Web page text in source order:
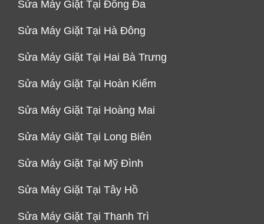
Sửa Máy Giặt Tại Đống Đa
Sửa Máy Giặt Tại Hà Đông
Sửa Máy Giặt Tại Hai Bà Trưng
Sửa Máy Giặt Tại Hoàn Kiếm
Sửa Máy Giặt Tại Hoàng Mai
Sửa Máy Giặt Tại Long Biên
Sửa Máy Giặt Tại Mỹ Đình
Sửa Máy Giặt Tại Tây Hồ
Sửa Máy Giặt Tại Thanh Trì